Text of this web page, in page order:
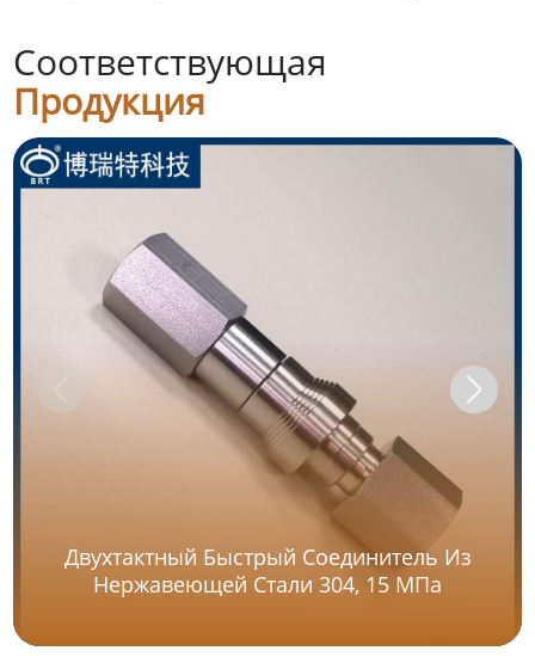
Соответствующая
Продукция
Двухтактный Быстрый Соединитель Из
Нержавеющей Стали 304, 15 МПа